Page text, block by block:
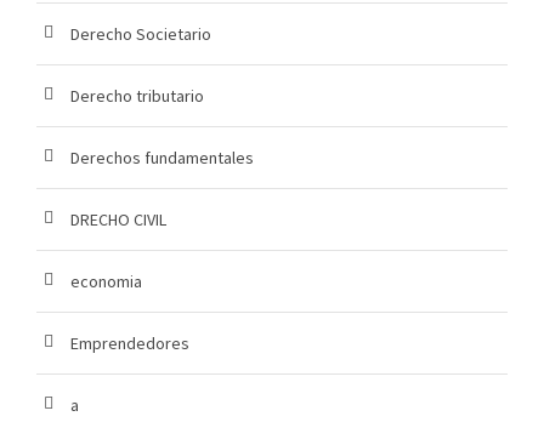
Derecho Societario
Derecho tributario
Derechos fundamentales
DRECHO CIVIL
economia
Emprendedores
a